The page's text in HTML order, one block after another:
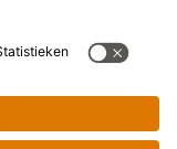
Germany
kantongerecht